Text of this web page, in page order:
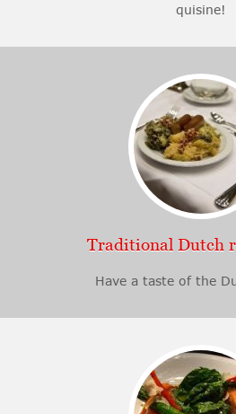
quisine!
Traditional Dutch
Have a taste of the